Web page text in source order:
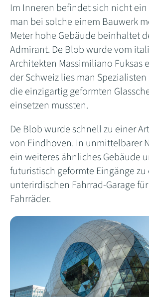
Im Inneren befindet sich nicht
man bei solche einem Bauwerk
Meter hohe Gebäude beinhaltet
Admirant. De Blob wurde vom
Architekten Massimiliano Fuksas
der Schweiz lies man
die einzigartig geformten
einsetzen mussten.
De Blob wurde schnell zu einer
von Eindhoven. In unmittelbarer
ein weiteres ähnliches Gebäude
futuristisch geformte Eingänge zu
unterirdischen Fahrrad-Garage
Fahrräder.